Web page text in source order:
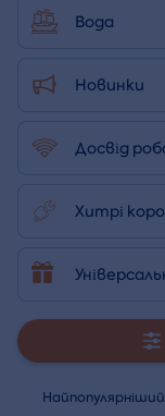
Вода
Новинки
Досвід
Хитрі